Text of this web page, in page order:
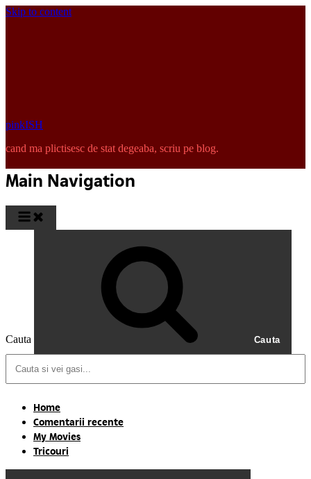
Skip to content
pinkISH
cand ma plictisesc de stat degeaba, scriu pe blog.
Main Navigation
Cauta Cauta
Home
Comentarii recente
My Movies
Tricouri